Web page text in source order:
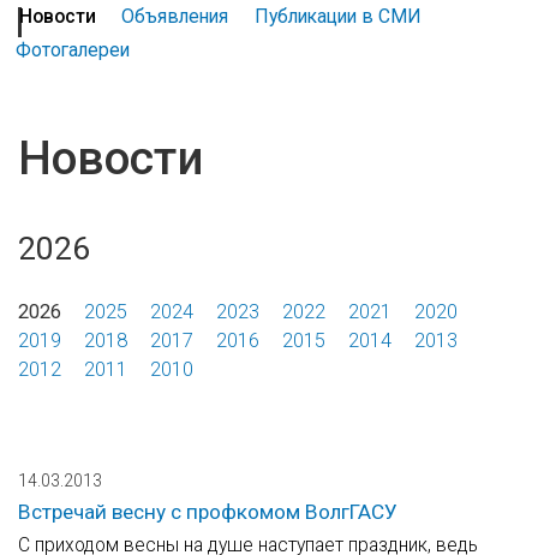
Новости Объявления
Публикации в СМИ
Фотогалереи
Новости
2026
2026 2025 2024 2023 2022 2021
2020
2019
2018 2017 2016 2015 2014
2013
2012
2011 2010
14.03.2013
Встречай весну с профкомом ВолгГАСУ
С приходом весны на душе наступает праздник, ведь